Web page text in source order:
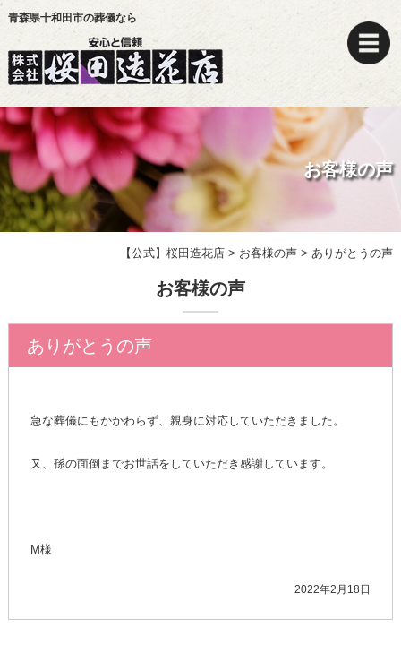
青森県十和田市の葬儀なら
お客様の声
【公式】桜田造花店 > お客様の声 >ありがとうの声
お客様の声
ありがとうの声
急な葬儀にもかかわらず、親身に対応していただきました。
又、孫の面倒までお世話をしていただき感謝しています。
M様
2022年2月18日